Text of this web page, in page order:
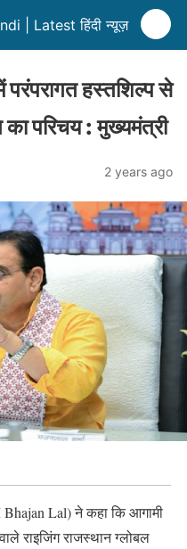
| Latest हिंदी न्यूज़
परंपरागत हस्तशिल्प से
परिचय : मुख्यमंत्री
2 years ago
Lal) ने कहा कि आगामी
राइजिंग राजस्थान ग्लोबल